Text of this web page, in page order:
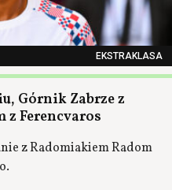
EKSTRAKLASA
Górnik Zabrze z
z Ferencvaros
z Radomiakiem Radom